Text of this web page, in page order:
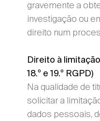
gravemente a
investigação ou
direito num
Direito à
18.º e 19.º RGPD)
Na qualidade de
solicitar a
dados pessoais,